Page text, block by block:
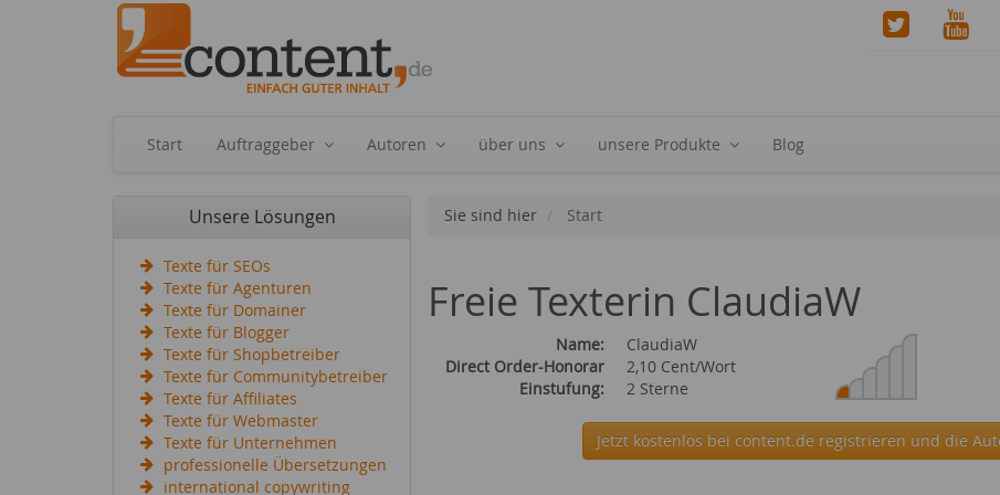
Start Auftraggeber Autoren über uns unsere Produkte Blog
Unsere Lösungen
Texte für SEOs
Texte für Agenturen
Texte für Domainer
Texte für Blogger
Texte für Shopbetreiber
Texte für Communitybetreiber
Texte für Affiliates
Texte für Webmaster
Texte für Unternehmen
professionelle Übersetzungen
international copywriting
Sie sind hier Start
Freie Texterin ClaudiaW
Name:
ClaudiaW
Direct Order-Honorar
2,10 Cent/Wort
Einstufung:
2 Sterne
Jetzt kostenlos bei content.de registrieren und die